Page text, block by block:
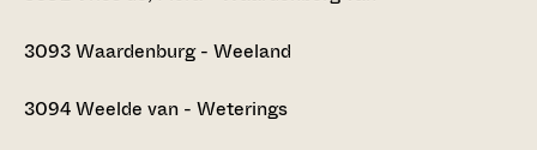
3093Waardenburg - Weeland
3094Weelde van - Weterings